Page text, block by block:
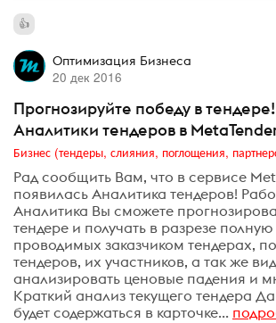
Оптимизация Бизнеса
20 дек 2016
Прогнозируйте победу в
Аналитики тендеров в
Рад сообщить Вам, что в сервисе
появилась Аналитика тендеров!
Аналитика Вы сможете
тендере и получать в разрезе
проводимых заказчиком тендерах,
тендеров, их участников, а так же
анализировать ценовые падения и
Краткий анализ текущего тендера
будет содержаться в карточке...